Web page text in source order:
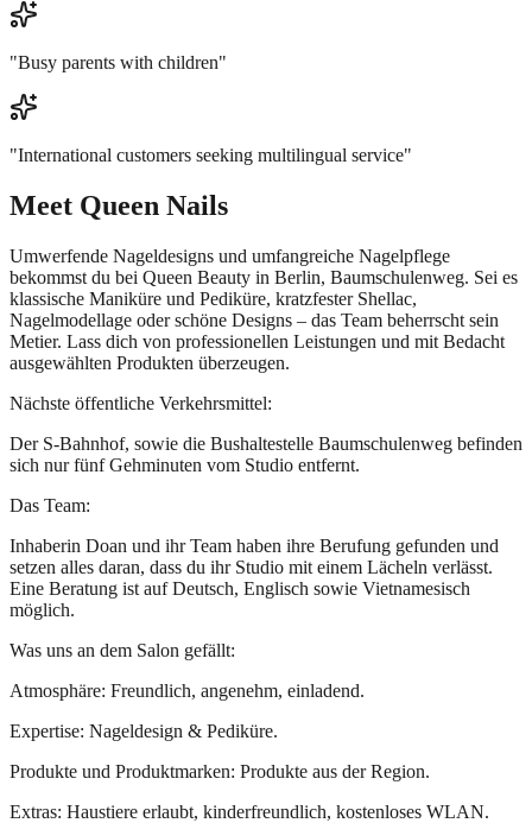
"Busy parents with children"
"International customers seeking multilingual service"
Meet Queen Nails
Umwerfende Nageldesigns und umfangreiche Nagelpflege
bekommst du bei Queen Beauty in Berlin, Baumschulenweg. Sei es
klassische Maniküre und Pediküre, kratzfester Shellac,
Nagelmodellage oder schöne Designs – das Team beherrscht sein
Metier. Lass dich von professionellen Leistungen und mit Bedacht
ausgewählten Produkten überzeugen.
Nächste öffentliche Verkehrsmittel:
Der S-Bahnhof, sowie die Bushaltestelle Baumschulenweg befinden
sich nur fünf Gehminuten vom Studio entfernt.
Das Team:
Inhaberin Doan und ihr Team haben ihre Berufung gefunden und
setzen alles daran, dass du ihr Studio mit einem Lächeln verlässt.
Eine Beratung ist auf Deutsch, Englisch sowie Vietnamesisch
möglich.
Was uns an dem Salon gefällt:
Atmosphäre: Freundlich, angenehm, einladend.
Expertise: Nageldesign & Pediküre.
Produkte und Produktmarken: Produkte aus der Region.
Extras: Haustiere erlaubt, kinderfreundlich, kostenloses WLAN.